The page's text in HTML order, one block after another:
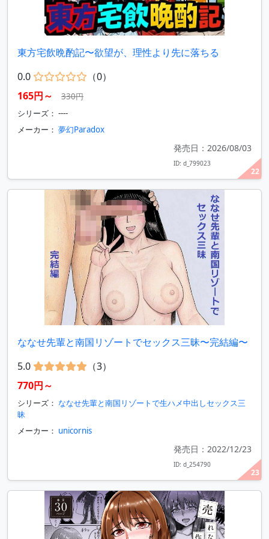
22
東方宅飲晩酌記〜欲望が、理性より先に落ちる
0.0
（0）
165円～
330円
シリーズ： ----
メーカー： 夢幻Paradox
発売日：2026/08/03
ID: d_799023
23
ななせ先輩と南国リゾートでセックス三昧〜完結編〜
5.0
（3）
770円～
シリーズ： ななせ先輩と南国リゾートで生ハメ中出しセックス三
昧
メーカー： unicornis
発売日：2022/12/23
ID: d_254790